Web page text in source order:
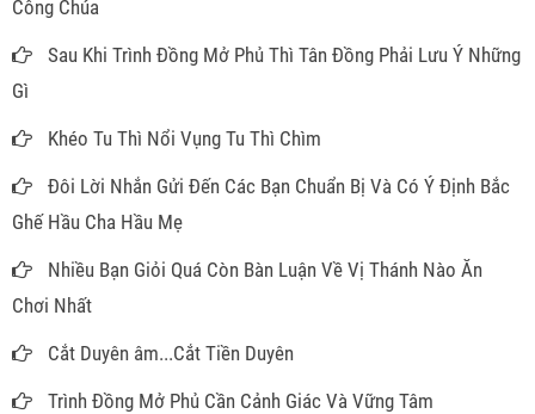
Công Chúa
Sau Khi Trình Đồng Mở Phủ Thì Tân Đồng Phải Lưu Ý Những
Gì
Khéo Tu Thì Nổi Vụng Tu Thì Chìm
Đôi Lời Nhắn Gửi Đến Các Bạn Chuẩn Bị Và Có Ý Định Bắc
Ghế Hầu Cha Hầu Mẹ
Nhiều Bạn Giỏi Quá Còn Bàn Luận Về Vị Thánh Nào Ăn
Chơi Nhất
Cắt Duyên âm...Cắt Tiền Duyên
Trình Đồng Mở Phủ Cần Cảnh Giác Và Vững Tâm